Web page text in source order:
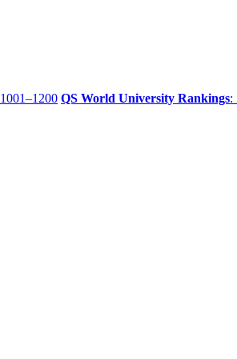
QS World University Rankings: